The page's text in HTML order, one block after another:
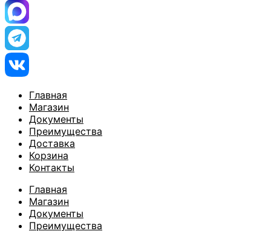
Главная
Магазин
Документы
Преимущества
Доставка
Корзина
Контакты
Главная
Магазин
Документы
Преимущества